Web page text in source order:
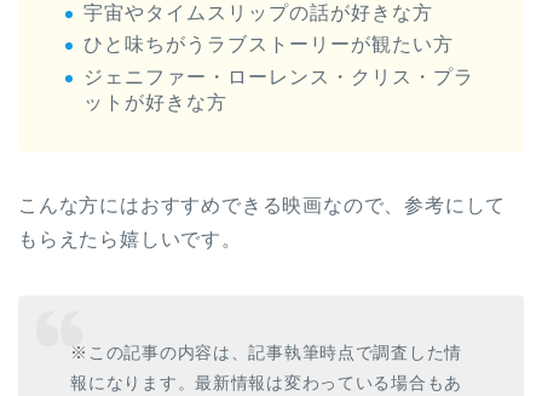
宇宙やタイムスリップの話が好きな方
ひと味ちがうラブストーリーが観たい方
ジェニファー・ローレンス・クリス・プラ
ットが好きな方
こんな方にはおすすめできる映画なので、参考にして
もらえたら嬉しいです。
※この記事の内容は、記事執筆時点で調査した情
報になります。最新情報は変わっている場合もあ